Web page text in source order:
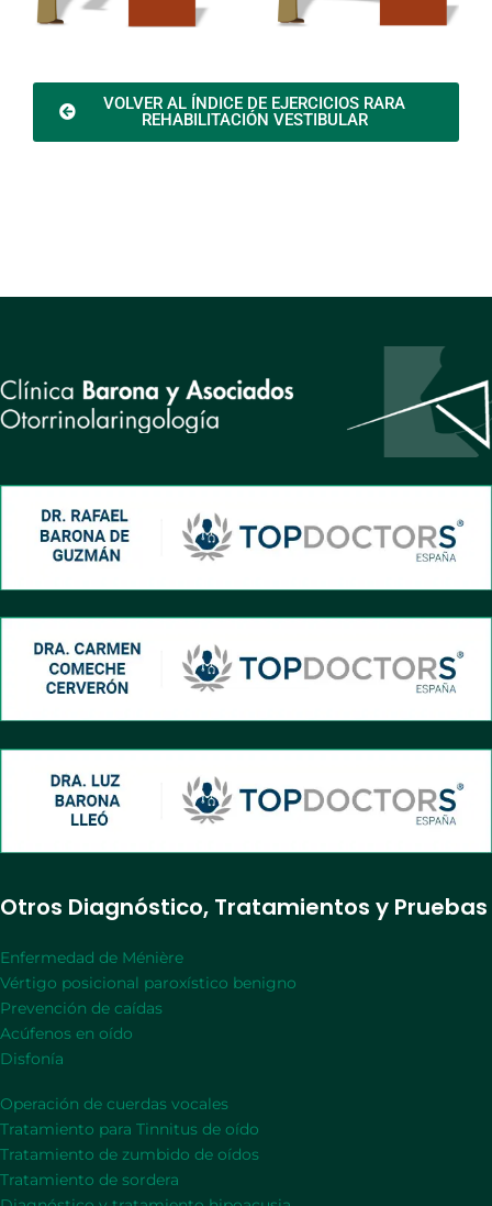
VOLVER AL ÍNDICE DE EJERCICIOS RARA
REHABILITACIÓN VESTIBULAR
Otros Diagnóstico, Tratamientos y Pruebas
Enfermedad de Ménière
Vértigo posicional paroxístico benigno
Prevención de caídas
Acúfenos en oído
Disfonía
Operación de cuerdas vocales
Tratamiento para Tinnitus de oído
Tratamiento de zumbido de oídos
Tratamiento de sordera